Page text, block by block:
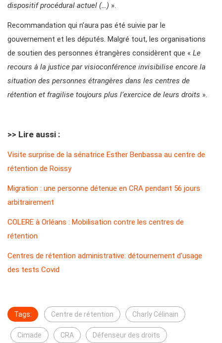
dispositif procédural actuel (…) ».
Recommandation qui n’aura pas été suivie par le
gouvernement et les députés. Malgré tout, les organisations
de soutien des personnes étrangères considèrent que « Le
recours à la justice par visioconférence invisibilise encore la
situation des personnes étrangères dans les centres de
rétention et fragilise toujours plus l’exercice de leurs droits ».
>> Lire aussi :
Visite surprise de la sénatrice Esther Benbassa au centre de
rétention de Roissy
Migration : une personne détenue en CRA pendant 56 jours
arbitrairement
COLERE à Orléans : Mobilisation contre les centres de
rétention
Centres de rétention administrative: détournement d’usage
des tests Covid
Tags: Centre de rétention Charly Célinain
Cimade CRA Défenseur des droits